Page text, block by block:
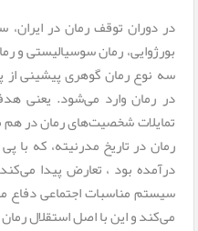
در دوران توقف رمان در
بورژوایی، رمان سوسیالیستی و
سه نوع رمان گوهری پیشینی
در رمان وارد می‌شود. یعنی
تمایلات شخصیت‌های رمان در هم
رمان در تاریخ مدرنیته، که
درآمده بود ، تعارض پیدا
سیستم مناسبات اجتماعی دفاع
می‌کند و این با اصل استقلال